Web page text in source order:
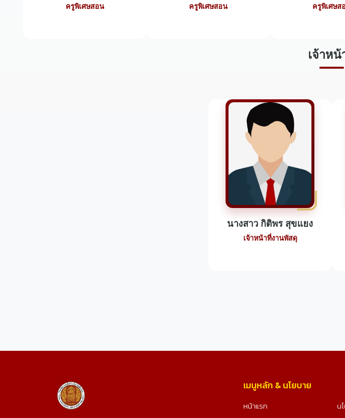
ครูพิเศษสอน ครูพิเศษสอน ครูพิเศษส
เจ้าหน้
นางสาว กิติพร สุขแยง
เจ้าหน้าที่งานพัสดุ
เมนูหลัก & นโยบาย
หน้าแรก
น